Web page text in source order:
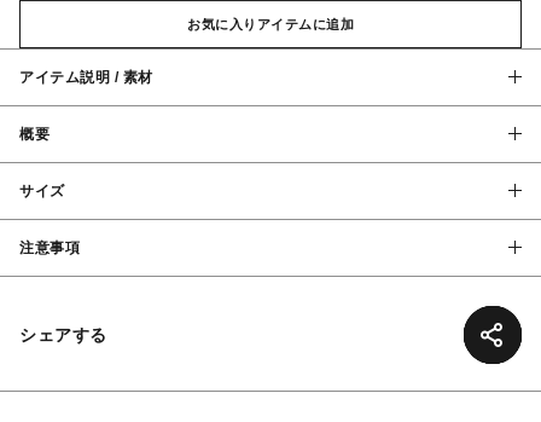
お気に入りアイテムに追加
アイテム説明 / 素材
概要
サイズ
注意事項
シェアする